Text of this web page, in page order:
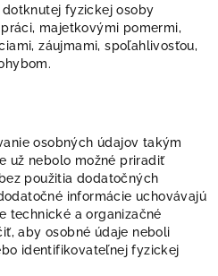
fyzickej osoby
majetkovými pomermi,
záujmami, spoľahlivosťou,
osobných údajov takým
už nebolo možné priradiť
použitia dodatočných
informácie uchovávajú
technické a organizačné
aby osobné údaje neboli
identifikovateľnej fyzickej